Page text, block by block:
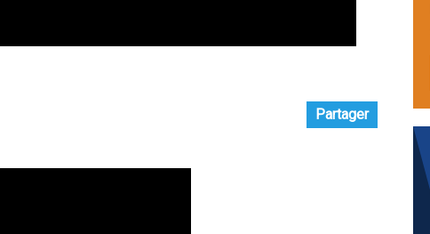
Partager